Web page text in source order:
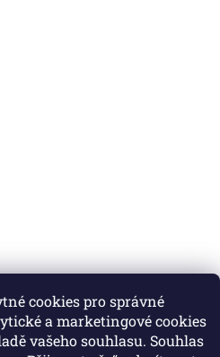
cookies pro správné
a marketingové cookies
vašeho souhlasu. Souhlas